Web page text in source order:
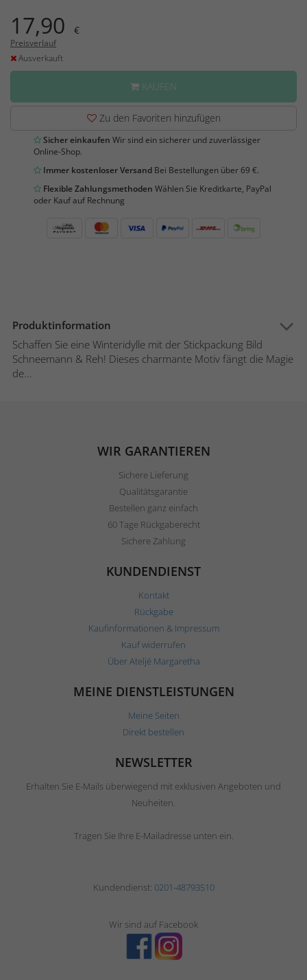
17,90 €
Preisverlauf
Ausverkauft
KAUFEN
Zu den Favoriten hinzufügen
Sicher einkaufen Wir sind ein sicherer und zuverlässiger
Online-Shop.
Immer kostenloser Versand Bei Bestellungen über 69 €.
Flexible Zahlungsmethoden Wählen Sie Kreditkarte, PayPal
oder Kauf auf Rechnung
Produktinformation
Schaffen Sie eine Winteridylle mit der Stickpackung Bild
Schneemann & Reh! Dieses charmante Motiv fängt die Magie
de...
WIR GARANTIEREN
Sichere Lieferung
Qualitätsgarantie
Bestellen ganz einfach
60 Tage Rückgaberecht
Sichere Zahlung
KUNDENDIENST
Kontakt
Rückgabe
Kaufinformationen & Impressum
Kauf widerrufen
Über Ateljé Margaretha
MEINE DIENSTLEISTUNGEN
Meine Seiten
Direkt bestellen
NEWSLETTER
Erhalten Sie E-Mails überwiegend mit exklusiven Angeboten und
Neuheiten.
Tragen Sie Ihre E-Mailadresse unten ein.
Kundendienst: 0201-48793510
Wir sind auf Facebook